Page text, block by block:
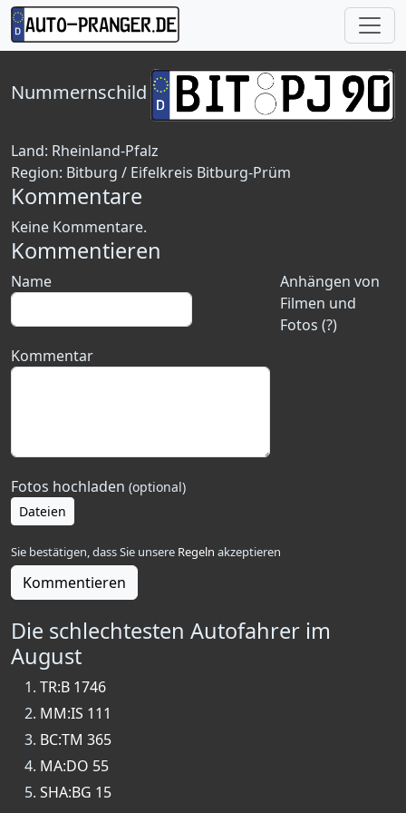
Nummernschild
Land: Rheinland-Pfalz
Region: Bitburg / Eifelkreis Bitburg-Prüm
Kommentare
Keine Kommentare.
Kommentieren
Anhängen von
Filmen und
Fotos (?)
Name
Kommentar
Fotos hochladen (optional)
Dateien
Sie bestätigen, dass Sie unsere Regeln akzeptieren
Kommentieren
Die schlechtesten Autofahrer im
August
TR:B 1746
MM:IS 111
BC:TM 365
MA:DO 55
SHA:BG 15